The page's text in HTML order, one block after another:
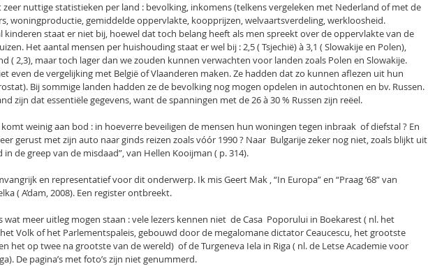
nuttige statistieken per land : bevolking, inkomens (telkens vergeleken met Nederland of met de
woningproductie, gemiddelde oppervlakte, koopprijzen, welvaartsverdeling, werkloosheid.
kinderen staat er niet bij, hoewel dat toch belang heeft als men spreekt over de oppervlakte van de
Het aantal mensen per huishouding staat er wel bij : 2,5 ( Tsjechië) à 3,1 ( Slowakije en Polen),
( 2,3), maar toch lager dan we zouden kunnen verwachten voor landen zoals Polen en Slowakije.
even de vergelijking met België of Vlaanderen maken. Ze hadden dat zo kunnen aflezen uit hun
Bij sommige landen hadden ze de bevolking nog mogen opdelen in autochtonen en bv. Russen.
zijn dat essentiële gegevens, want de spanningen met de 26 à 30 % Russen zijn reëel.
weinig aan bod : in hoeverre beveiligen de mensen hun woningen tegen inbraak  of diefstal ? En
gerust met zijn auto naar ginds reizen zoals vóór 1990 ? Naar  Bulgarije zeker nog niet, zoals blijkt uit
in de greep van de misdaad”, van Hellen Kooijman ( p. 314).
en representatief voor dit onderwerp. Ik mis Geert Mak , “In Europa” en “Praag ‘68” van
( A’dam, 2008). Een register ontbreekt.
wat meer uitleg mogen staan : vele lezers kennen niet  de Casa  Poporului in Boekarest ( nl. het
Volk of het Parlementspaleis, gebouwd door de megalomane dictator Ceaucescu, het grootste
het op twee na grootste van de wereld)  of de Turgeneva Iela in Riga ( nl. de Letse Academie voor
De pagina’s met foto’s zijn niet genummerd.